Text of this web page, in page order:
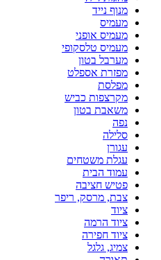
מנוף נייד
מעמיס
מעמיס אופני
מעמיס טלסקופי
מערבל בטון
מפזרת אספלט
מפלסת
מקרצפות כביש
משאבת בטון
נפה
סלילה
עגורן
עגלת משטחים
עמוד הבית
פטיש חציבה
צבת, מרסק, ריפר
ציוד
ציוד הרמה
ציוד חפירה
צמיג, גלגל